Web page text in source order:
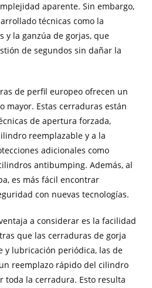
aparente. Sin embargo,
técnicas como la
y la ganzúa de gorjas, que
de segundos sin dañar la
de perfil europeo ofrecen un
mayor. Estas cerraduras están
de apertura forzada,
reemplazable y a la
adicionales como
antibumping. Además, al
es más fácil encontrar
con nuevas tecnologías.
a considerar es la facilidad
que las cerraduras de gorja
lubricación periódica, las de
reemplazo rápido del cilindro
toda la cerradura. Esto resulta